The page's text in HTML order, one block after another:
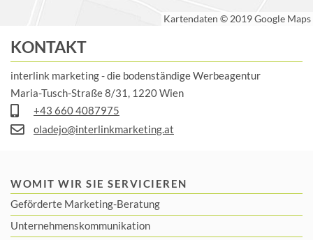
KONTAKT
interlink marketing - die bodenständige Werbeagentur
Maria-Tusch-Straße 8/31, 1220 Wien
+43 660 4087975
oladejo@interlinkmarketing.at
WOMIT WIR SIE SERVICIEREN
Geförderte Marketing-Beratung
Unternehmenskommunikation